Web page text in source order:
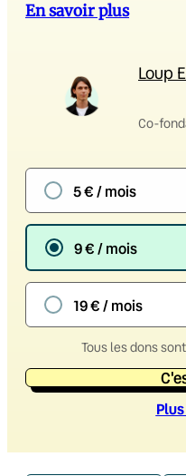
En savoir plus
Loup
Co-
5 € / mois
9 € / mois
19 € / mois
Tous les dons